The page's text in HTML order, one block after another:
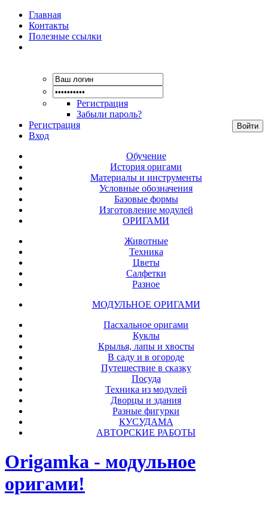
Главная
Контакты
Полезные ссылки
Регистрация
Забыли пароль?
Регистрация
Вход
Обучение
История оригами
Материалы и инструменты
Условные обозначения
Базовые формы
Изготовление модулей
ОРИГАМИ
Животные
Техника
Цветы
Салфетки
Разное
МОДУЛЬНОЕ ОРИГАМИ
Пасхальное оригами
Куклы
Крылья, лапы и хвосты
В саду и в огороде
Путешествие в сказку
Посуда
Техника из модулей
Дворцы и здания
Разные фигурки
КУСУДАМА
АВТОРСКИЕ РАБОТЫ
Origamka - модульное
оригами!